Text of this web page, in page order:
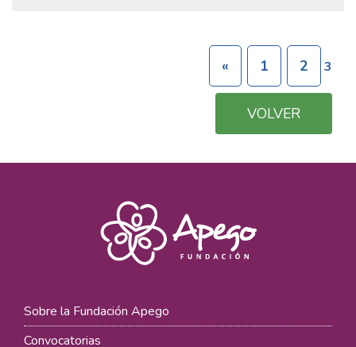
« 1 2 3
VOLVER
Sobre la Fundación Apego
Convocatorias